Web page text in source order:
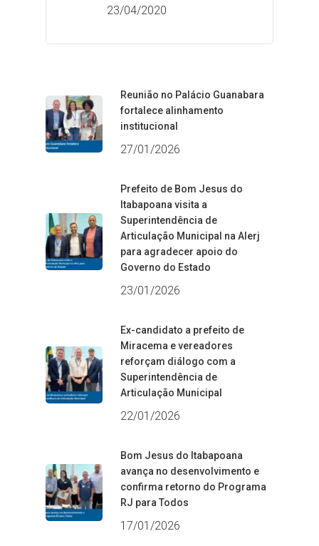
23/04/2020
Reunião no Palácio Guanabara
fortalece alinhamento
institucional
27/01/2026
Prefeito de Bom Jesus do
Itabapoana visita a
Superintendência de
Articulação Municipal na Alerj
para agradecer apoio do
Governo do Estado
23/01/2026
Ex-candidato a prefeito de
Miracema e vereadores
reforçam diálogo com a
Superintendência de
Articulação Municipal
22/01/2026
Bom Jesus do Itabapoana
avança no desenvolvimento e
confirma retorno do Programa
RJ para Todos
17/01/2026